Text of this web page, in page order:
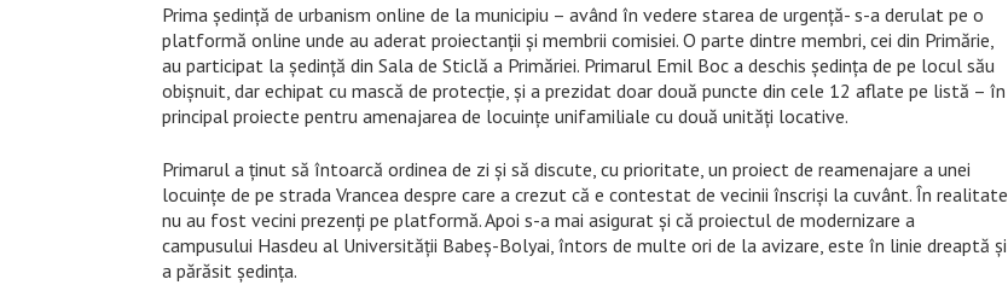
Prima ședință de urbanism online de la municipiu – având în vedere starea de urgență- s-a derulat pe o
platformă online unde au aderat proiectanții și membrii comisiei. O parte dintre membri, cei din Primărie,
au participat la ședință din Sala de Sticlă a Primăriei. Primarul Emil Boc a deschis ședința de pe locul său
obișnuit, dar echipat cu mască de protecție, și a prezidat doar două puncte din cele 12 aflate pe listă – în
principal proiecte pentru amenajarea de locuințe unifamiliale cu două unități locative.
Primarul a ținut să întoarcă ordinea de zi și să discute, cu prioritate, un proiect de reamenajare a unei
locuințe de pe strada Vrancea despre care a crezut că e contestat de vecinii înscriși la cuvânt. În realitate
nu au fost vecini prezenți pe platformă. Apoi s-a mai asigurat și că proiectul de modernizare a
campusului Hasdeu al Universității Babeș-Bolyai, întors de multe ori de la avizare, este în linie dreaptă și
a părăsit ședința.